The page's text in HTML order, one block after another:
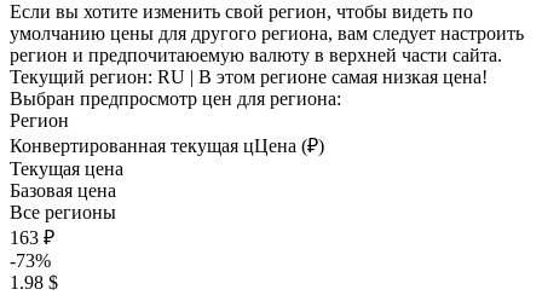
Если вы хотите изменить свой регион, чтобы видеть по
умолчанию цены для другого региона, вам следует настроить
регион и предпочитаюемую валюту в верхней части сайта.
Текущий регион: RU | В этом регионе самая низкая цена!
Выбран предпросмотр цен для региона:
Регион
Конвертированная текущая цЦена (₽)
Текущая цена
Базовая цена
Все регионы
163 ₽
-73%
1.98 $